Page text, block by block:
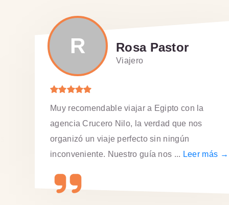
R Rosa Pastor
Viajero
Muy recomendable viajar a Egipto con la
agencia Crucero Nilo, la verdad que nos
organizó un viaje perfecto sin ningún
inconveniente. Nuestro guía nos ... Leer más →